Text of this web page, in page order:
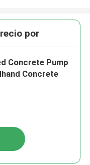
por
Concrete Pump
Concrete